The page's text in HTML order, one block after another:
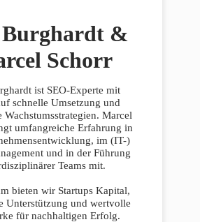
Burghardt &
Schorr
ist SEO-Experte mit
schnelle Umsetzung und
Wachstumsstrategien. Marcel
umfangreiche Erfahrung in
im (IT-)
und in der Führung
Teams mit.
bieten wir Startups Kapital,
Unterstützung und wertvolle
für nachhaltigen Erfolg.